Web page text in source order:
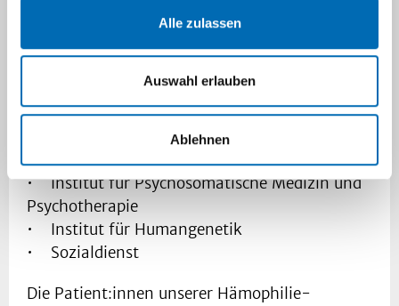
Alle zulassen
Auswahl erlauben
Ablehnen
• Klinik für Kinder-Onkologie,- Hämatologie
und
Hämostaseologie
• Klinik für Hals-Nasen-Ohrenheilkunde
• Klinik für Gastroenterologie, Hepatologie
und Infektiologie
• Institut für Psychosomatische Medizin und
Psychotherapie
• Institut für Humangenetik
• Sozialdienst
Die Patient:innen unserer Hämophilie-